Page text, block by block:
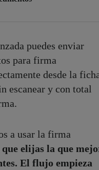
puedes enviar
para firma
desde la
escanear y con total
a usar la firma
elijas la que
El flujo empieza